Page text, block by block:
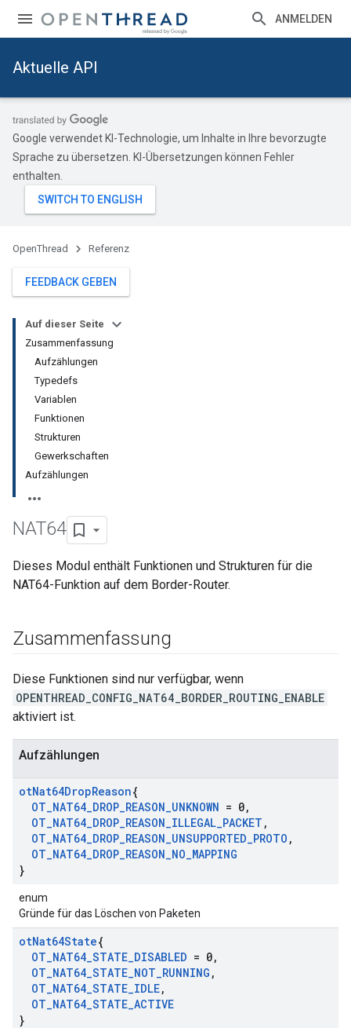
ANMELDEN
Aktuelle API
Google verwendet KI-Technologie, um Inhalte in Ihre bevorzugte
Sprache zu übersetzen. KI-Übersetzungen können Fehler
enthalten.
OpenThread Referenz
FEEDBACK GEBEN
Auf dieser Seite
Zusammenfassung
Aufzählungen
Typedefs
Variablen
Funktionen
Strukturen
Gewerkschaften
Aufzählungen
NAT64
Dieses Modul enthält Funktionen und Strukturen für die
NAT64-Funktion auf dem Border-Router.
Zusammenfassung
Diese Funktionen sind nur verfügbar, wenn
OPENTHREAD_CONFIG_NAT64_BORDER_ROUTING_ENABLE
aktiviert ist.
Aufzählungen
otNat64DropReason{
OT_NAT64_DROP_REASON_UNKNOWN = 0,
OT_NAT64_DROP_REASON_ILLEGAL_PACKET ,
OT_NAT64_DROP_REASON_UNSUPPORTED_PROTO ,
OT_NAT64_DROP_REASON_NO_MAPPING
}
enum
Gründe für das Löschen von Paketen
otNat64State{
OT_NAT64_STATE_DISABLED = 0,
OT_NAT64_STATE_NOT_RUNNING ,
OT_NAT64_STATE_IDLE,
OT_NAT64_STATE_ACTIVE
}